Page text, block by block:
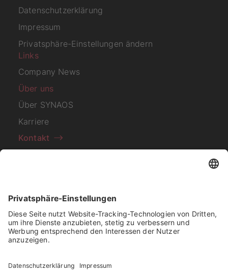
Datenschutzerklärung
Impressum
Privatsphäre-Einstellungen ändern
Links
Company News
Über uns
Über SYNAOS
Karriere
Kontakt
Abonnieren Sie unseren
Newsletter
Ich habe die Datenschutzerklärung